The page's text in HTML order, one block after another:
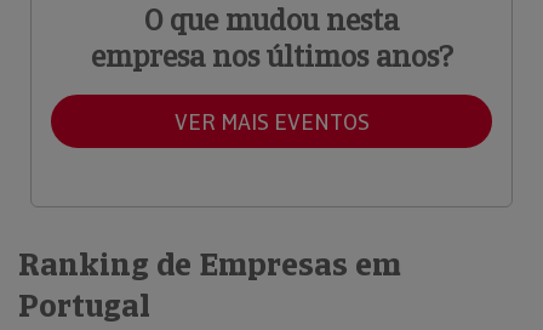
O que mudou nesta
empresa nos últimos anos?
VER MAIS EVENTOS
Ranking de Empresas em
Portugal